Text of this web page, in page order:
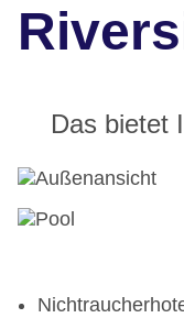
Das bietet